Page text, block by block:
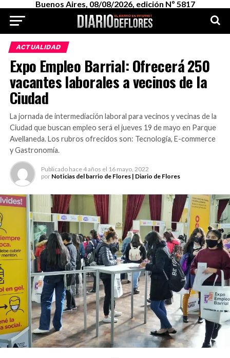
Buenos Aires, 08/08/2026, edición Nº 5817
ACTUALIDAD
Expo Empleo Barrial: Ofrecerá 250
vacantes laborales a vecinos de la
Ciudad
La jornada de intermediación laboral para vecinos y vecinas de la
Ciudad que buscan empleo será el jueves 19 de mayo en Parque
Avellaneda. Los rubros ofrecidos son: Tecnología, E-commerce
y Gastronomía.
Publicado hace 4 años el 16 mayo, 2022
por Noticias del barrio de Flores | Diario de Flores